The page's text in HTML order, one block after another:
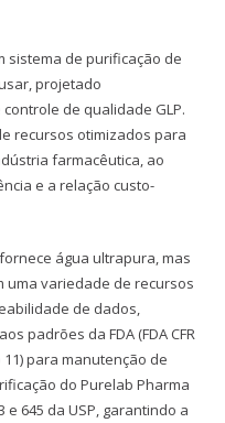
sistema de purificação de
projetado
de qualidade GLP.
recursos otimizados para
farmacêutica, ao
e a relação custo-
água ultrapura, mas
uma variedade de recursos
de dados,
padrões da FDA (FDA CFR
11) para manutenção de
do Purelab Pharma
645 da USP, garantindo a